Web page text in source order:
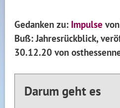
Gedanken zu: Impulse
Buß: Jahresrückblick,
30.12.20 von
Darum geht es